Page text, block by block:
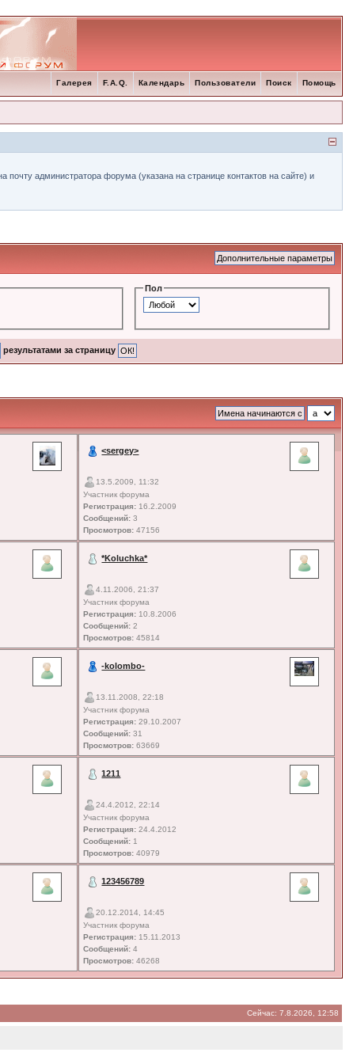
Помощь
Поиск
Пользователи
Календарь
F.A.Q.
Галерея
администратора форума (указана на странице контактов на сайте) и
Пол
результатами за страницу
<sergey>
13.5.2009, 11:32
Участник форума
Регистрация: 16.2.2009
Сообщений: 3
Просмотров: 47156
*Koluchka*
4.11.2006, 21:37
Участник форума
Регистрация: 10.8.2006
Сообщений: 2
Просмотров: 45814
-kolombo-
13.11.2008, 22:18
Участник форума
Регистрация: 29.10.2007
Сообщений: 31
Просмотров: 63669
1211
24.4.2012, 22:14
Участник форума
Регистрация: 24.4.2012
Сообщений: 1
Просмотров: 40979
123456789
20.12.2014, 14:45
Участник форума
Регистрация: 15.11.2013
Сообщений: 4
Просмотров: 46268
Сейчас: 7.8.2026, 12:58